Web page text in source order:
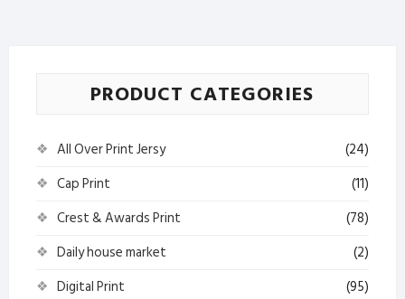
PRODUCT CATEGORIES
All Over Print Jersy
(24)
Cap Print
(11)
Crest & Awards Print
(78)
Daily house market
(2)
Digital Print
(95)